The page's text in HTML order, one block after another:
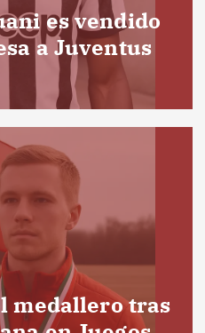
es vendido
a Juventus
medallero tras